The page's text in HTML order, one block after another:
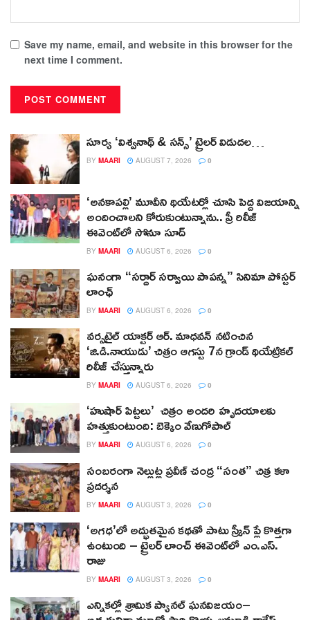
Save my name, email, and website in this browser for the
next time I comment.
సూర్య ‘విశ్వనాథ్ & సన్స్’ ట్రైలర్ విడుదల…
BY MAARI AUGUST 7, 2026 0
‘అనకాపల్లి’ మూవీని థియేటర్లో చూసి పెద్ద విజయాన్ని
అందించాలని కోరుకుంటున్నాను.. ప్రీ రిలీజ్
ఈవెంట్‌లో సోనూ సూద్
BY MAARI AUGUST 6, 2026 0
ఘనంగా “సర్దార్ సర్వాయి పాపన్న” సినిమా పోస్టర్
లాంఛ్
BY MAARI AUGUST 6, 2026 0
వర్సటైల్ యాక్టర్ ఆర్‌. మాధవన్‌ నటించిన
‘జి.డి.నాయుడు’ చిత్రం ఆగస్టు 7న గ్రాండ్ థియేట్రికల్
రిలీజ్ చేస్తున్నారు
BY MAARI AUGUST 6, 2026 0
‘హుషార్‌ పిట్టలు’ చిత్రం అందరి హృదయాలకు
హత్తుకుంటుంది: బెక్కెం వేణుగోపాల్‌
BY MAARI AUGUST 6, 2026 0
సంబరంగా నెల్లుట్ల ప్రవీణ్ చంద్ర “సంత” చిత్ర కళా
ప్రదర్శన
BY MAARI AUGUST 3, 2026 0
‘అగధ’లో అద్భుతమైన కథతో పాటు స్క్రీన్ ప్లే కొత్తగా
ఉంటుంది – ట్రైలర్ లాంచ్ ఈవెంట్‌లో ఎం.ఎస్.
రాజు
BY MAARI AUGUST 3, 2026 0
ఎన్నికల్లో శ్రామిక ప్యానల్‌ ఘనవిజయం–